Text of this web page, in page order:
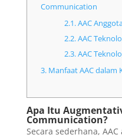
Communication
2.1.AAC
2.2.AAC
2.3.AAC
3. Manfaat AAC dalam
Apa Itu
Communication?
Secara sederhana,